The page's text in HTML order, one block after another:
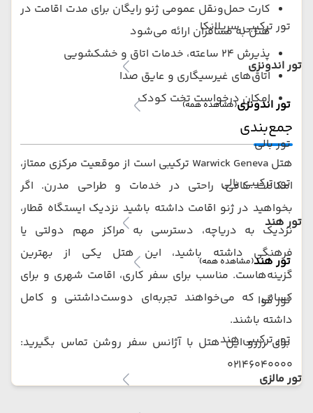
تور ترکیبی سریلانکا
تور اندونزی
تور اندونزی(مشاهده همه)
تور بالی
تور ترکیبی بالی
تور هند
تور هند(مشاهده همه)
تور گوا
تور ترکیبی هند
تور مالزی
کارت حمل‌ونقل عمومی ژنو رایگان برای مدت اقامت در
هتل به مسافران ارائه می‌شود
پذیرش ۲۴ ساعته، خدمات اتاق و خشکشویی
اتاق‌های غیرسیگاری و عایق صدا
امکان درخواست تخت کودک
جمع‌بندی
هتل Warwick Geneva ترکیبی است از موقعیت مرکزی ممتاز،
امکانات کافی، راحتی در خدمات و طراحی مدرن. اگر
بخواهید در ژنو اقامت داشته باشید نزدیک ایستگاه قطار،
نزدیک به دریاچه، دسترسی به مراکز مهم دولتی یا
فرهنگی داشته باشید، این هتل یکی از بهترین
گزینه‌هاست. مناسب برای سفر کاری، اقامت شهری و برای
کسانی که می‌خواهند تجربه‌ای دوست‌داشتنی و کامل
داشته باشند.
برای رزرو این هتل با آژانس سفر روشن تماس بگیرید:
02146040000